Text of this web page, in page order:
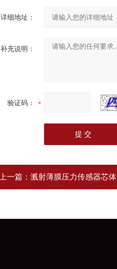
详细地址：
补充说明：
验证码：
上一篇： 溅射薄膜压力传感器芯体